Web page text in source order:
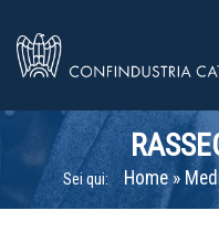
Sei qui: Home»